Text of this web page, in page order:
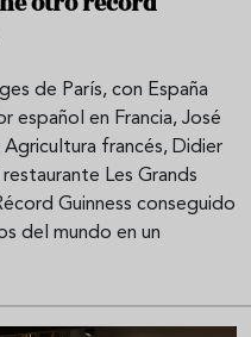
de París, con España
español en Francia, José
francés, Didier
Les Grands
Guinness conseguido
del mundo en un